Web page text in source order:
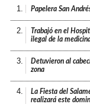
1. Papelera San
2.
Trabajó en el
ilegal de la
3.
Detuvieron al
zona
4.
La Fiesta del
realizará este